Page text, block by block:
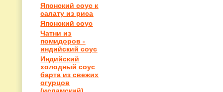
Японский соус к
салату из риса
Японский соус
Чатни из
помидоров -
индийский соус
Индийский
холодный соус
барта из свежих
огурцов